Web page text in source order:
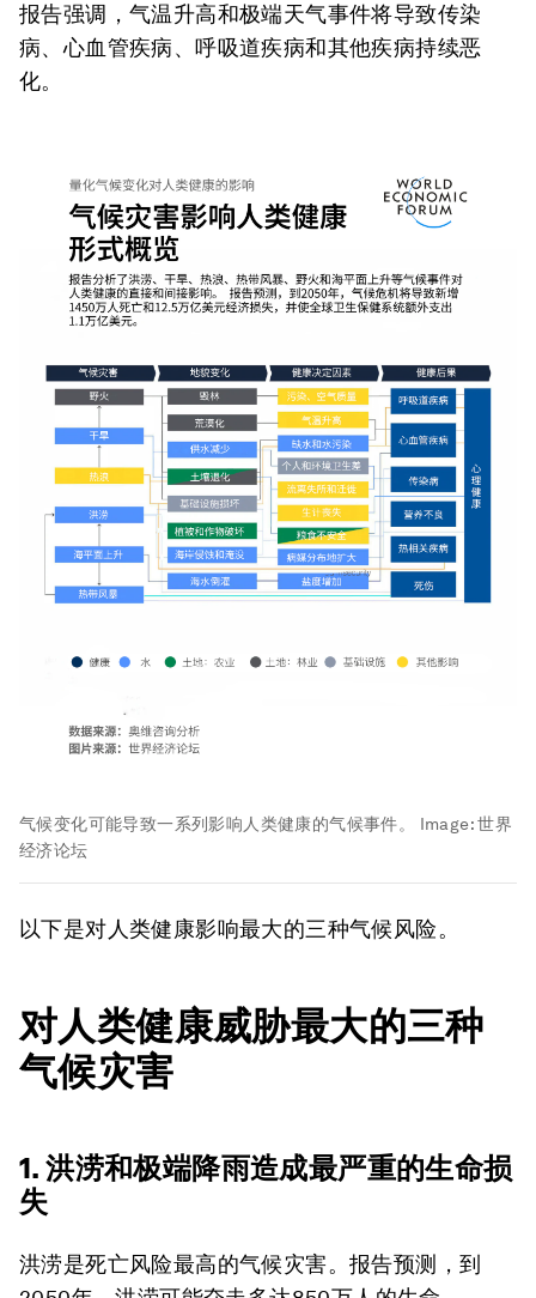
报告强调，气温升高和极端天气事件将导致传染
病、心血管疾病、呼吸道疾病和其他疾病持续恶
化。
气候变化可能导致一系列影响人类健康的气候事件。 Image:世界
经济论坛
以下是对人类健康影响最大的三种气候风险。
对人类健康威胁最大的三种
气候灾害
1. 洪涝和极端降雨造成最严重的生命损
失
洪涝是死亡风险最高的气候灾害。报告预测，到